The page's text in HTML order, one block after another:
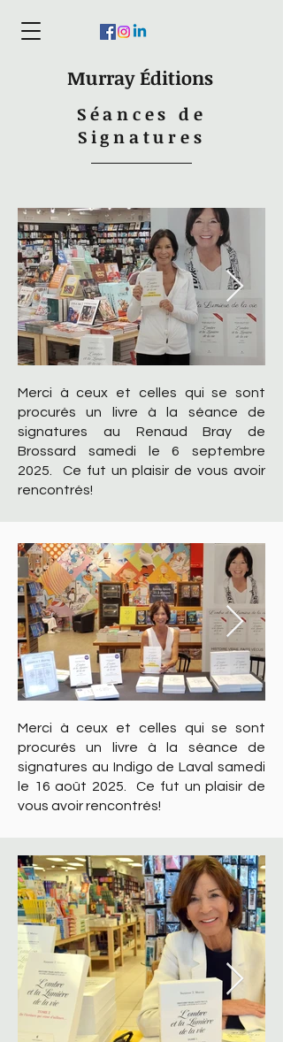
Murray Éditions
Séances de
Signatures
Merci à ceux et celles qui se sont
procurés un livre à la séance de
signatures au Renaud Bray de
Brossard samedi le 6 septembre
2025. Ce fut un plaisir de vous avoir
rencontrés!
Merci à ceux et celles qui se sont
procurés un livre à la séance de
signatures au Indigo de Laval samedi
le 16 août 2025. Ce fut un plaisir de
vous avoir rencontrés!